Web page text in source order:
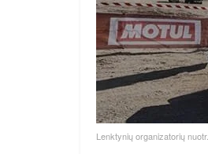
Lenktynių organizatorių nuotr.